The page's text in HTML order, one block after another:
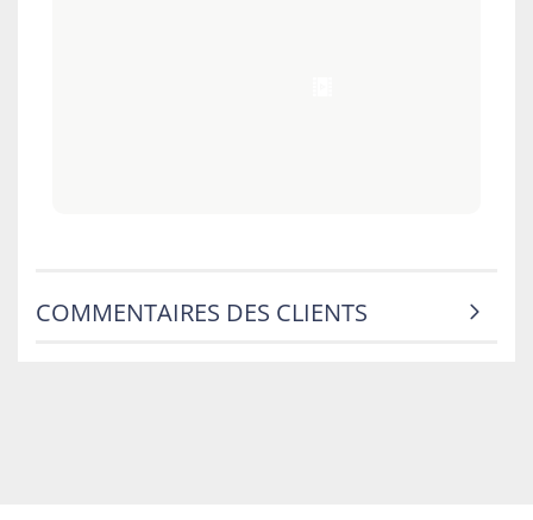
COMMENTAIRES DES CLIENTS